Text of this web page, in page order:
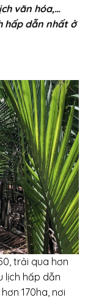
văn hóa,…
hấp dẫn nhất ở
trải qua hơn
lịch hấp dẫn
170ha, nơi